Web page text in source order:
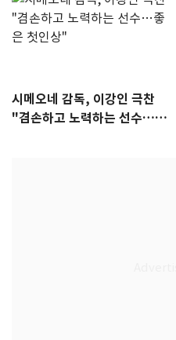
시메오네 감독, 이강인 극찬
"겸손하고 노력하는 선수…좋